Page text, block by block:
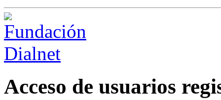
Acceso de usuarios